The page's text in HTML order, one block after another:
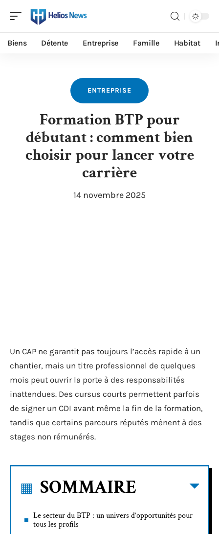
Biens Détente Entreprise Famille Habitat
ENTREPRISE
Formation BTP pour
débutant : comment bien
choisir pour lancer votre
carrière
14 novembre 2025
Un CAP ne garantit pas toujours l’accès rapide à un
chantier, mais un titre professionnel de quelques
mois peut ouvrir la porte à des responsabilités
inattendues. Des cursus courts permettent parfois
de signer un CDI avant même la fin de la formation,
tandis que certains parcours réputés mènent à des
stages non rémunérés.
SOMMAIRE
Le secteur du BTP : un univers d’opportunités pour
tous les profils